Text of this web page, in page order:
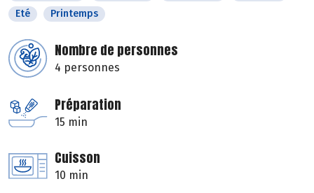
Eté
Printemps
Nombre de personnes
4 personnes
Préparation
15 min
Cuisson
10 min